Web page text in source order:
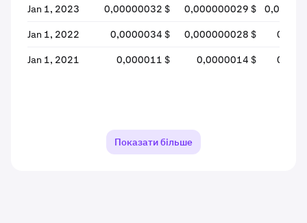
Jan 1, 2023 0,00000032 $ 0,000000029 $
Jan 1, 2022 0,0000034 $ 0,000000028 $
Jan 1, 2021 0,000011 $ 0,0000014 $
Показати більше